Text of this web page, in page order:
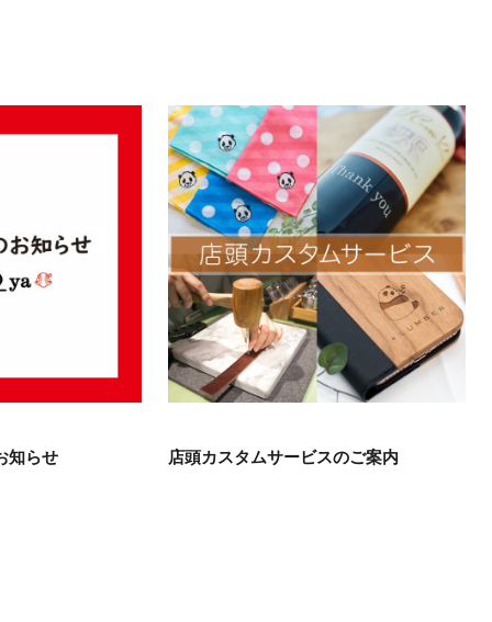
知らせ 店頭カスタムサービスのご案内